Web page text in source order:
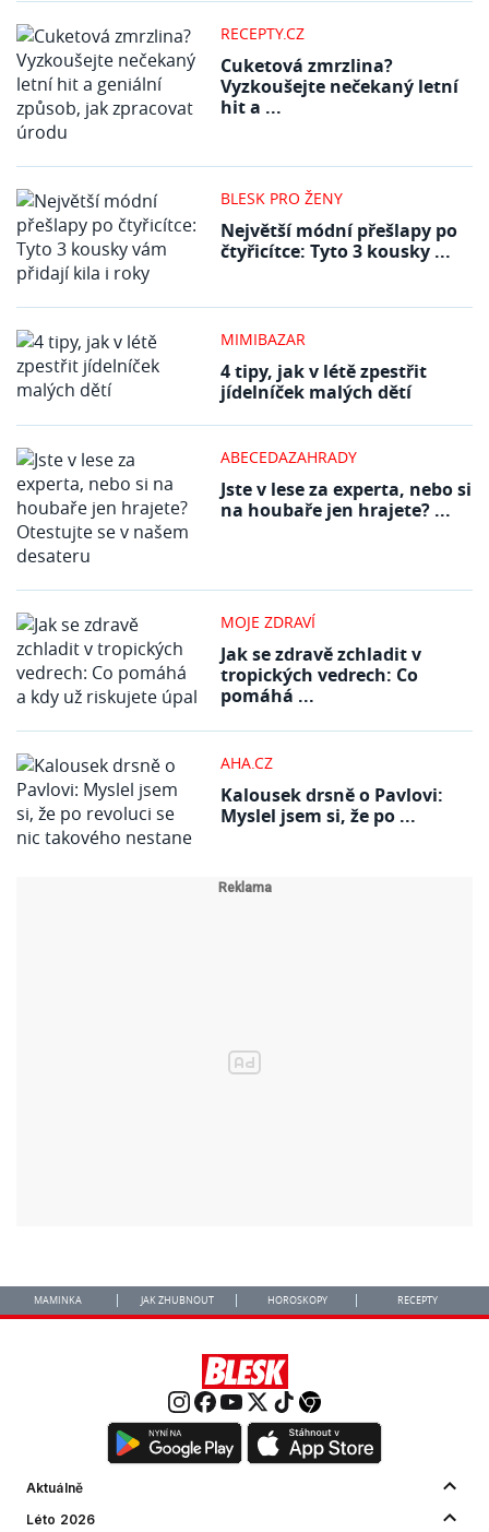
RECEPTY.CZ
Cuketová zmrzlina?
Vyzkoušejte nečekaný letní
hit a ...
BLESK PRO ŽENY
Největší módní přešlapy po
čtyřicítce: Tyto 3 kousky ...
MIMIBAZAR
4 tipy, jak v létě zpestřit
jídelníček malých dětí
ABECEDAZAHRADY
Jste v lese za experta, nebo si
na houbaře jen hrajete? ...
MOJE ZDRAVÍ
Jak se zdravě zchladit v
tropických vedrech: Co
pomáhá ...
AHA.CZ
Kalousek drsně o Pavlovi:
Myslel jsem si, že po ...
MAMINKA JAK ZHUBNOUT HOROSKOPY RECEPTY
Aktuálně
Léto 2026